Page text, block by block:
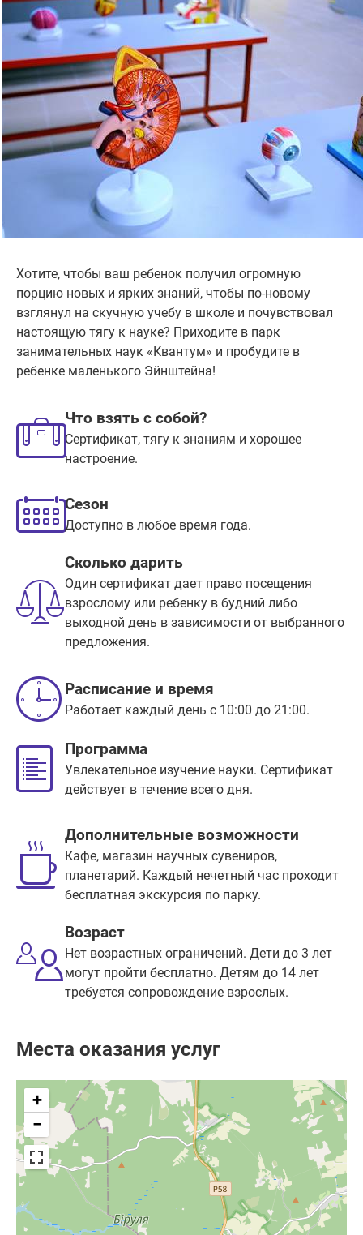
Хотите, чтобы ваш ребенок получил огромную
порцию новых и ярких знаний, чтобы по-новому
взглянул на скучную учебу в школе и почувствовал
настоящую тягу к науке? Приходите в парк
занимательных наук «Квантум» и пробудите в
ребенке маленького Эйнштейна!
Что взять с собой?
Сертификат, тягу к знаниям и хорошее
настроение.
Сезон
Доступно в любое время года.
Сколько дарить
Один сертификат дает право посещения
взрослому или ребенку в будний либо
выходной день в зависимости от выбранного
предложения.
Расписание и время
Работает каждый день с 10:00 до 21:00.
Программа
Увлекательное изучение науки. Сертификат
действует в течение всего дня.
Дополнительные возможности
Кафе, магазин научных сувениров,
планетарий. Каждый нечетный час проходит
бесплатная экскурсия по парку.
Возраст
Нет возрастных ограничений. Дети до 3 лет
могут пройти бесплатно. Детям до 14 лет
требуется сопровождение взрослых.
Места оказания услуг
+
−